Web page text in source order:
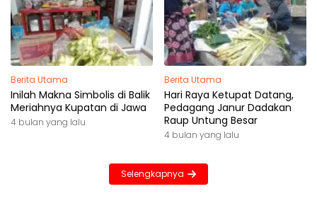
Berita Utama
Inilah Makna Simbolis di Balik
Meriahnya Kupatan di Jawa
4 bulan yang lalu
Berita Utama
Hari Raya Ketupat Datang,
Pedagang Janur Dadakan
Raup Untung Besar
4 bulan yang lalu
Selengkapnya